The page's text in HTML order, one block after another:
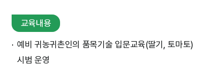
교육내용
예비 귀농귀촌인의 품목기술 입문교육(딸기, 토마토)
시범 운영